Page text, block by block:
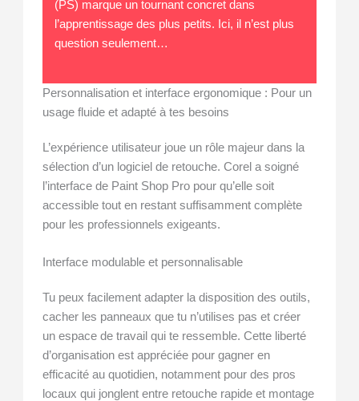
(PS) marque un tournant concret dans
l’apprentissage des plus petits. Ici, il n’est plus
question seulement…
Personnalisation et interface ergonomique : Pour un
usage fluide et adapté à tes besoins
L’expérience utilisateur joue un rôle majeur dans la
sélection d’un logiciel de retouche. Corel a soigné
l’interface de Paint Shop Pro pour qu’elle soit
accessible tout en restant suffisamment complète
pour les professionnels exigeants.
Interface modulable et personnalisable
Tu peux facilement adapter la disposition des outils,
cacher les panneaux que tu n’utilises pas et créer
un espace de travail qui te ressemble. Cette liberté
d’organisation est appréciée pour gagner en
efficacité au quotidien, notamment pour des pros
locaux qui jonglent entre retouche rapide et montage